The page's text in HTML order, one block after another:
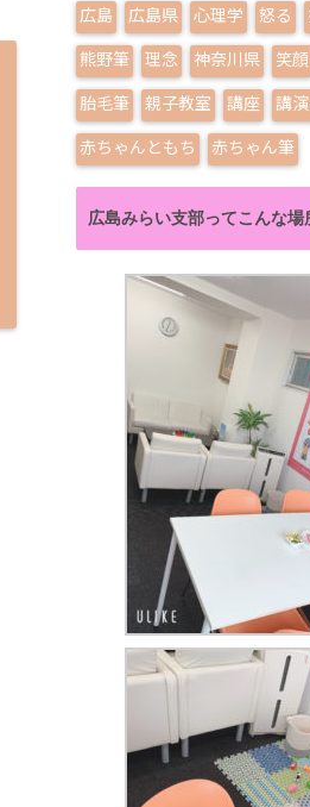
広島 広島県 心理学 怒る
熊野筆 理念 神奈川県 笑顔
胎毛筆 親子教室 講座 講
赤ちゃんともち 赤ちゃん筆
広島みらい支部ってこんな場